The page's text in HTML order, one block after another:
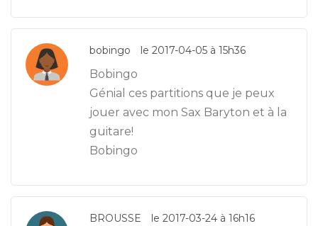
bobingo le 2017-04-05 à 15h36
Bobingo
Génial ces partitions que je peux
jouer avec mon Sax Baryton et à la
guitare!
Bobingo
BROUSSE le 2017-03-24 à 16h16